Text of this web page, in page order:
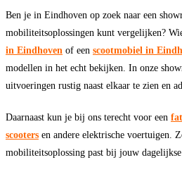
Ben je in Eindhoven op zoek naar een
mobiliteitsoplossingen kunt vergelijken?
in Eindhoven of een scootmobiel in
modellen in het echt bekijken. In onze
uitvoeringen rustig naast elkaar te zien en
Daarnaast kun je bij ons terecht voor een
scooters en andere elektrische voertuigen.
mobiliteitsoplossing past bij jouw